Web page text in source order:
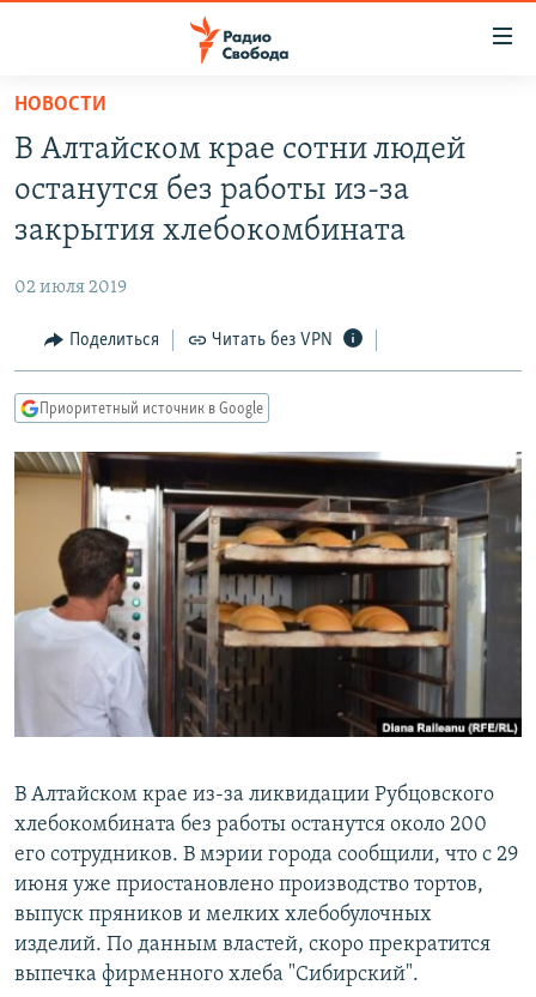
упрощенного
доступа
основному
Вернутся
Вернутся
поиску
АВТОРСКИЕ ПРОЕКТЫ
МНЕНИЯ
КУЛЬТУРА
КАВКАЗ.РЕАЛИИ
СЕВЕР.РЕАЛИИ
СИБИРЬ.РЕАЛИИ
РАСПИСАНИЕ ВЕЩАНИЯ
ПОДПИШИТЕСЬ НА РАССЫЛКУ
СОЦИАЛЬНЫЕ СЕТИ
Все сайты РСЕ/РС
НОВОСТИ
В Алтайском крае сотни людей
останутся без работы из-за
закрытия хлебокомбината
02 июля 2019
Поделиться Читать без VPN
Приоритетный источник в Google
В Алтайском крае из-за ликвидации Рубцовского
хлебокомбината без работы останутся около 200
его сотрудников. В мэрии города сообщили, что с 29
июня уже приостановлено производство тортов,
выпуск пряников и мелких хлебобулочных
изделий. По данным властей, скоро прекратится
выпечка фирменного хлеба "Сибирский".